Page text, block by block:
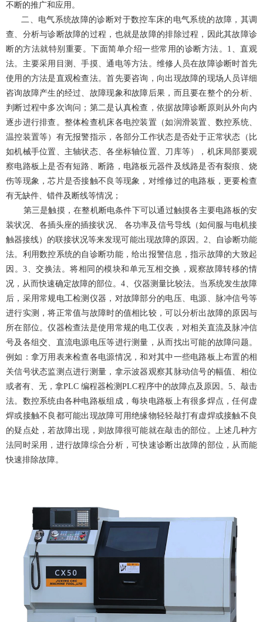
不断的推广和应用。
二、电气系统故障的诊断对于数控车床的电气系统的故障，其调
查、分析与诊断故障的过程，也就是故障的排除过程，因此其故障诊
断的方法就特别重要。下面简单介绍一些常用的诊断方法。1、直观
法。主要采用目测、手摸、通电等方法。维修人员在故障诊断时首先
使用的方法是直观检查法。首先要咨询，向出现故障的现场人员详细
咨询故障产生的经过、故障现象和故障后果，而且要在整个的分析、
判断过程中多次询问；第二是认真检查，依据故障诊断原则从外向内
逐步进行排查。整体检查机床各电控装置（如润滑装置、数控系统、
温控装置等）有无报警指示，各部分工作状态是否处于正常状态（比
如机械手位置、主轴状态、各坐标轴位置、刀库等），机床局部要观
察电路板上是否有短路、断路，电路板元器件及线路是否有裂痕、烧
伤等现象，芯片是否接触不良等现象，对维修过的电路板，更要检查
有无缺件、错件及断线等情况；
第三是触摸，在整机断电条件下可以通过触摸各主要电路板的安
装状况、各插头座的插接状况、 各功率及信号导线（如伺服与电机接
触器接线）的联接状况等来发现可能出现故障的原因。2、自诊断功能
法。利用数控系统的自诊断功能，给出报警信息，指示故障的大致起
因。3、交换法。将相同的模块和单元互相交换，观察故障转移的情
况，从而快速确定故障的部位。4、仪器测量比较法。当系统发生故障
后，采用常规电工检测仪器，对故障部分的电压、电源、脉冲信号等
进行实测，将正常值与故障时的值相比较，可以分析出故障的原因与
所在部位。仪器检查法是使用常规的电工仪表，对相关直流及脉冲信
号及各组交、直流电源电压等进行测量，从而找出可能的故障问题。
例如：拿万用表来检查各电源情况，和对其中一些电路板上布置的相
关信号状态监测点进行测量，拿示波器观察其脉动信号的幅值、相位
或者有、无，拿PLC 编程器检测PLC程序中的故障点及原因。5、敲击
法。数控系统由各种电路板组成，每块电路板上有很多焊点，任何虚
焊或接触不良都可能出现故障可用绝缘物轻轻敲打有虚焊或接触不良
的疑点处，若故障出现，则故障很可能就在敲击的部位。上述几种方
法同时采用，进行故障综合分析，可快速诊断出故障的部位，从而能
快速排除故障。